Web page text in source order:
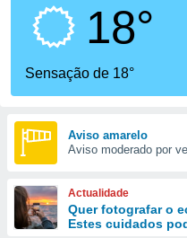
fornecidas
a este
das
forma
digital
18°
Sensação de 18°
Aviso amarelo
Aviso moderado por
Actualidade
Quer fotografar o
Estes cuidados